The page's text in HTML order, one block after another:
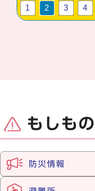
1 2 3 4
もしも
防災情報